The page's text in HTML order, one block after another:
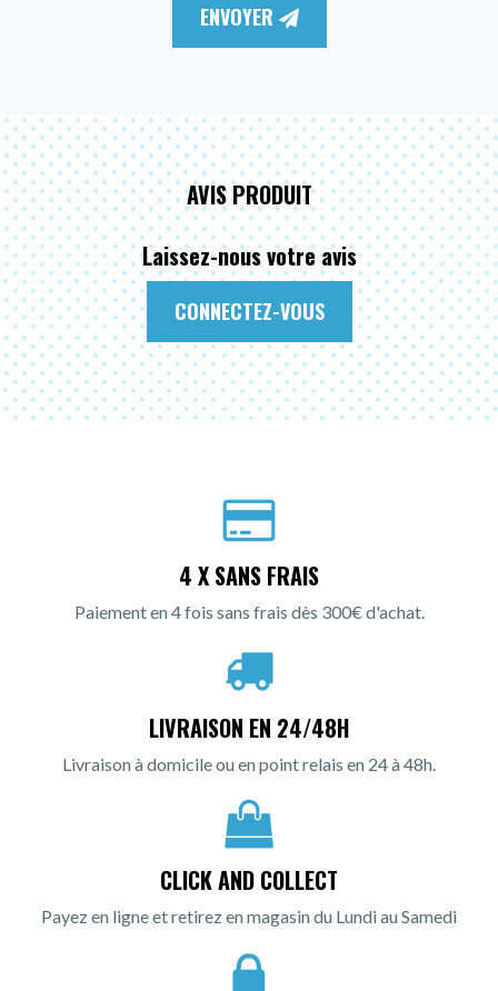
ENVOYER
AVIS PRODUIT
Laissez-nous votre avis
CONNECTEZ-VOUS
4 X SANS FRAIS
Paiement en 4 fois sans frais dès 300€ d'achat.
LIVRAISON EN 24/48H
Livraison à domicile ou en point relais en 24 à 48h.
CLICK AND COLLECT
Payez en ligne et retirez en magasin du Lundi au Samedi